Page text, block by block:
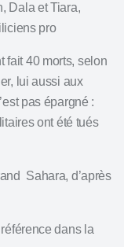
Dala et Tiara,
pro
fait 40 morts, selon
lui aussi aux
pas épargné :
ont été tués
Sahara, d’après
dans la